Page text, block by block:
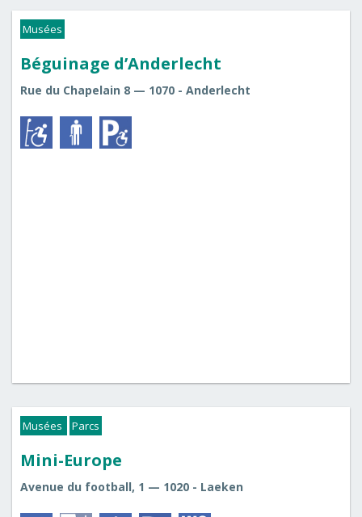
Musées
Béguinage d’Anderlecht
Rue du Chapelain 8 — 1070 - Anderlecht
Musées Parcs
Mini-Europe
Avenue du football, 1 — 1020 - Laeken